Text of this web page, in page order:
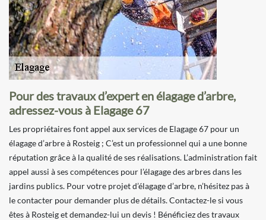
Pour des travaux d’expert en élagage d’arbre,
adressez-vous à Elagage 67
Les propriétaires font appel aux services de Elagage 67 pour un
élagage d’arbre à Rosteig ; C’est un professionnel qui a une bonne
réputation grâce à la qualité de ses réalisations. L’administration fait
appel aussi à ses compétences pour l’élagage des arbres dans les
jardins publics. Pour votre projet d’élagage d’arbre, n’hésitez pas à
le contacter pour demander plus de détails. Contactez-le si vous
êtes à Rosteig et demandez-lui un devis ! Bénéficiez des travaux